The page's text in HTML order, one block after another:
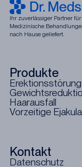
Ihr zuverlässiger Partner
Medizinische
nach Hause geliefert.
Produkte
Erektionsstörung
Haarausfall
Vorzeitige
Kontakt
Datenschutz